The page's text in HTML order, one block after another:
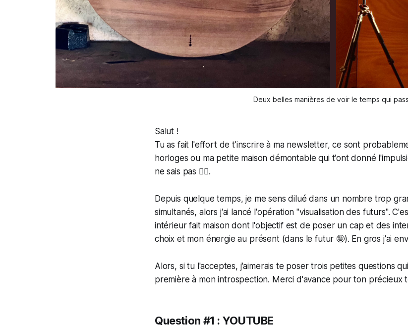
Deux belles manières de voir le temps qui
Salut !
Tu as fait l'effort de t'inscrire à ma newsletter, ce sont
horloges ou ma petite maison démontable qui t'ont donné
ne sais pas 🤷‍♂️.
Depuis quelque temps, je me sens dilué dans un nombre trop
simultanés, alors j'ai lancé l'opération "visualisation des futurs".
intérieurfait maisondont l'objectif est de poser un cap et des
choix et mon énergie au présent (dans le futur 🤪). En gros j'ai
Alors, si tu l'acceptes, j'aimerais te poser trois petites questions
première à mon introspection. Merci d'avance pour ton précieux
Question #1 : YOUTUBE